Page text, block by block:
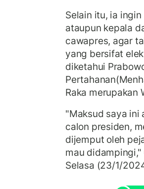
Selain itu, ia
ataupun kepala
cawapres, agar
yang bersifat
diketahui
Raka merupakan
"Maksud saya ini
calon presiden,
dijemput oleh
mau
Selasa (23/1/